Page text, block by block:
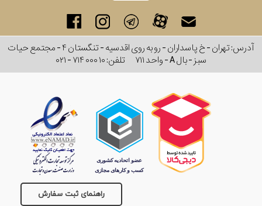
آدرس: تهران - خ پاسداران - رو به روی اقدسیه - تنگستان ۴ - مجتمع حیات
سبز - بال A - واحد ۷۱۱
تلفن:۰۲۱ - ۷۱۴ ۰۰۰ ۱۰
راهنمای ثبت سفارش